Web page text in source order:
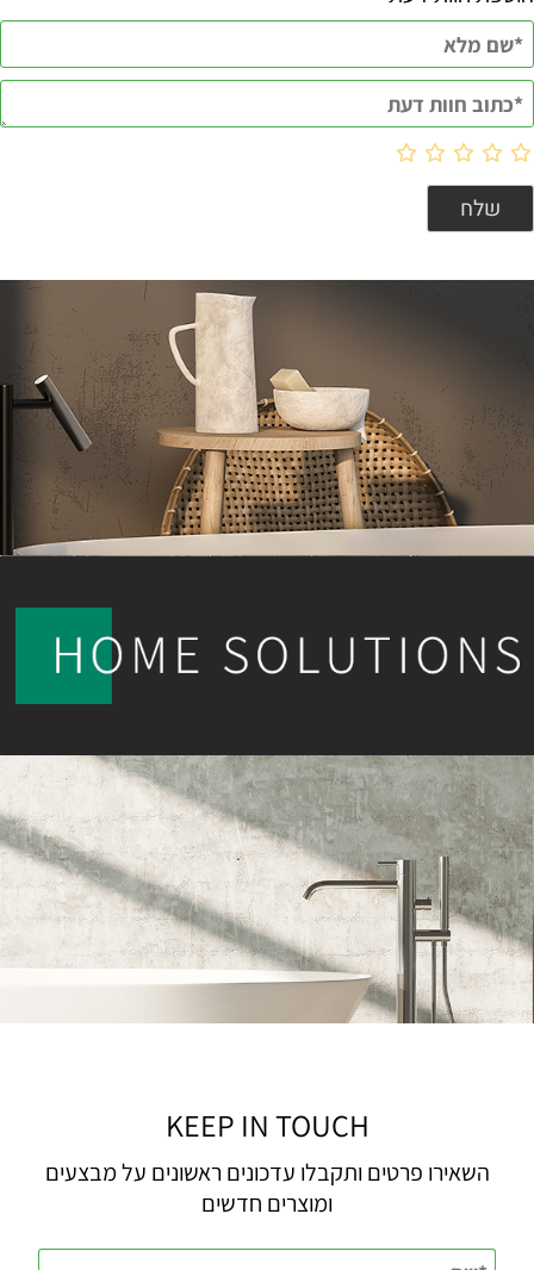
KEEP IN TOUCH
השאירו פרטים ותקבלו עדכונים ראשונים על מבצעים
ומוצרים חדשים